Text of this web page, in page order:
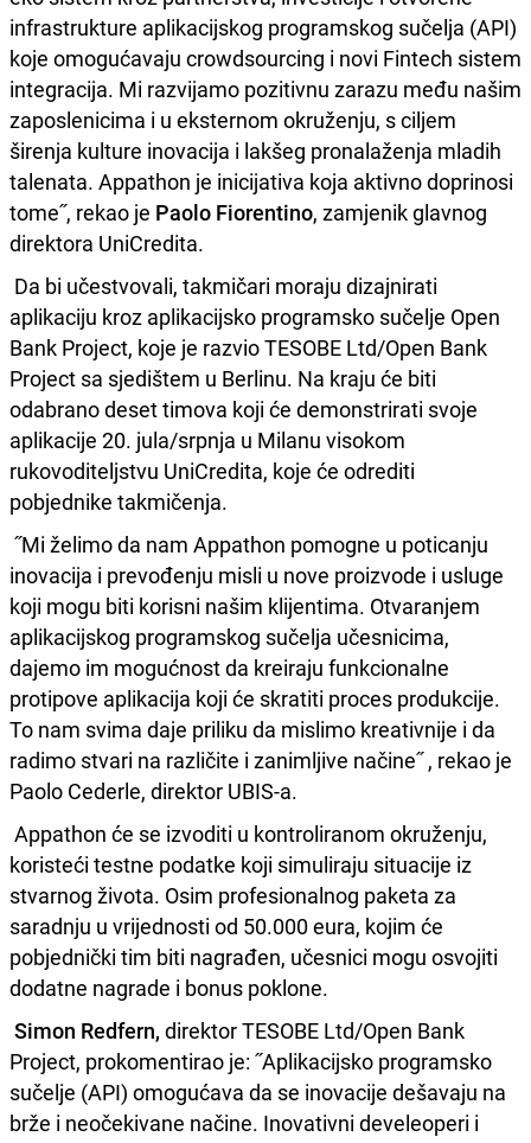
infrastrukture aplikacijskog programskog sučelja (API)
koje omogućavaju crowdsourcing i novi Fintech sistem
integracija. Mi razvijamo pozitivnu zarazu među našim
zaposlenicima i u eksternom okruženju, s ciljem
širenja kulture inovacija i lakšeg pronalaženja mladih
talenata. Appathon je inicijativa koja aktivno doprinosi
tome˝, rekao je Paolo Fiorentino, zamjenik glavnog
direktora UniCredita.
Da bi učestvovali, takmičari moraju dizajnirati
aplikaciju kroz aplikacijsko programsko sučelje Open
Bank Project, koje je razvio TESOBE Ltd/Open Bank
Project sa sjedištem u Berlinu. Na kraju će biti
odabrano deset timova koji će demonstrirati svoje
aplikacije 20. jula/srpnja u Milanu visokom
rukovoditeljstvu UniCredita, koje će odrediti
pobjednike takmičenja.
˝Mi želimo da nam Appathon pomogne u poticanju
inovacija i prevođenju misli u nove proizvode i usluge
koji mogu biti korisni našim klijentima. Otvaranjem
aplikacijskog programskog sučelja učesnicima,
dajemo im mogućnost da kreiraju funkcionalne
protipove aplikacija koji će skratiti proces produkcije.
To nam svima daje priliku da mislimo kreativnije i da
radimo stvari na različite i zanimljive načine˝ , rekao je
Paolo Cederle, direktor UBIS-a.
Appathon će se izvoditi u kontroliranom okruženju,
koristeći testne podatke koji simuliraju situacije iz
stvarnog života. Osim profesionalnog paketa za
saradnju u vrijednosti od 50.000 eura, kojim će
pobjednički tim biti nagrađen, učesnici mogu osvojiti
dodatne nagrade i bonus poklone.
Simon Redfern, direktor TESOBE Ltd/Open Bank
Project, prokomentirao je: ˝Aplikacijsko programsko
sučelje (API) omogućava da se inovacije dešavaju na
brže i neočekivane načine. Inovativni develeoperi i